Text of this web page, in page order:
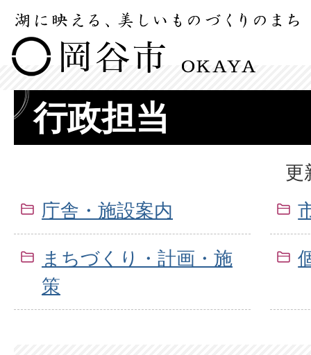
行政担当
更
庁舎・施設案内
まちづくり・計画・施
策